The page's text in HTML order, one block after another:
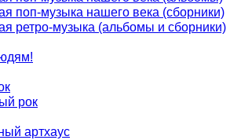
поп-музыка нашего века (сборники)
ретро-музыка (альбомы и сборники)
рок
артхаус